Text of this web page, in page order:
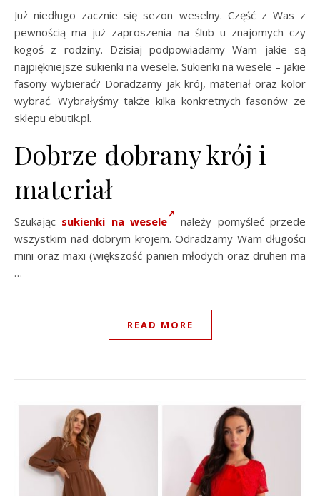
Już niedługo zacznie się sezon weselny. Część z Was z
pewnością ma już zaproszenia na ślub u znajomych czy
kogoś z rodziny. Dzisiaj podpowiadamy Wam jakie są
najpiękniejsze sukienki na wesele. Sukienki na wesele – jakie
fasony wybierać? Doradzamy jak krój, materiał oraz kolor
wybrać. Wybrałyśmy także kilka konkretnych fasonów ze
sklepu ebutik.pl.
Dobrze dobrany krój i
materiał
Szukając sukienki na wesele
należy pomyśleć przede
wszystkim nad dobrym krojem. Odradzamy Wam długości
mini oraz maxi (większość panien młodych oraz druhen ma
…
READ MORE